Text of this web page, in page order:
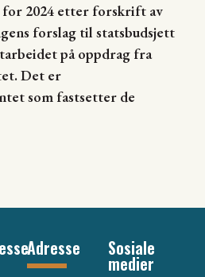
2024 etter forskrift av
forslag til statsbudsjett
på oppdrag fra
Det er
som fastsetter de
Adresse Sosiale
medier